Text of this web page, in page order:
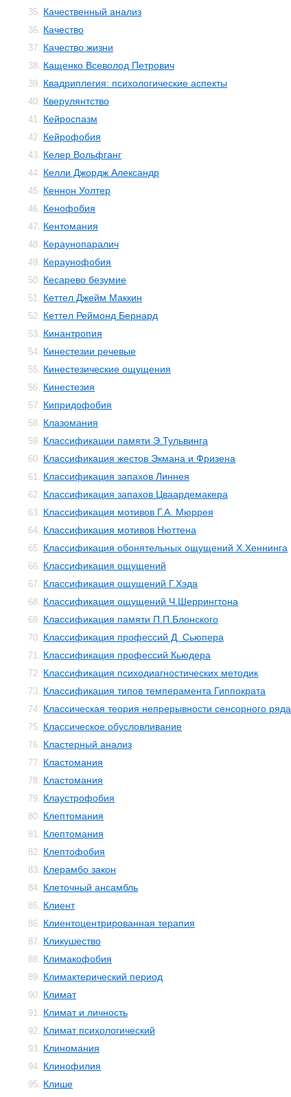
35. Качественный анализ
36. Качество
37. Качество жизни
38. Кащенко Всеволод Петрович
39. Квадриплегия: психологические аспекты
40. Кверулянтство
41. Кейроспазм
42. Кейрофобия
43. Келер Вольфганг
44. Келли Джордж Александр
45. Кеннон Уолтер
46. Кенофобия
47. Кентомания
48. Кераунопаралич
49. Кераунофобия
50. Кесарево безумие
51. Кеттел Джейм Маккин
52. Кеттел Реймонд Бернард
53. Кинантропия
54. Кинестезии речевые
55. Кинестезические ощущения
56. Кинестезия
57. Кипридофобия
58. Клазомания
59. Классификации памяти Э.Тульвинга
60. Классификация жестов Экмана и Фризена
61. Классификация запахов Линнея
62. Классификация запахов Цваардемакера
63. Классификация мотивов Г.А. Мюррея
64. Классификация мотивов Нюттена
65. Классификация обонятельных ощущений Х.Хеннинга
66. Классификация ощущений
67. Классификация ощущений Г.Хэда
68. Классификация ощущений Ч.Шеррингтона
69. Классификация памяти П.П.Блонского
70. Классификация профессий Д. Сьюпера
71. Классификация профессий Кьюдера
72. Классификация психодиагностических методик
73. Классификация типов темперамента Гиппократа
74. Классическая теория непрерывности сенсорного ряда
75. Классическое обусловливание
76. Кластерный анализ
77. Кластомания
78. Кластомания
79. Клаустрофобия
80. Клептомания
81. Клептомания
82. Клептофобия
83. Клерамбо закон
84. Клеточный ансамбль
85. Клиент
86. Клиентоцентрированная терапия
87. Кликушество
88. Климакофобия
89. Климактерический период
90. Климат
91. Климат и личность
92. Климат психологический
93. Клиномания
94. Клинофилия
95. Клише